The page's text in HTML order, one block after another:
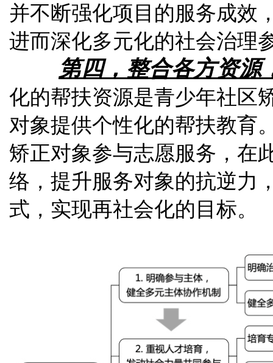
并不断强化项目的服务成效
进而深化多元化的社会治理
第四，整合各方资源
化的帮扶资源是青少年社区
对象提供个性化的帮扶教育
矫正对象参与志愿服务，在
络，提升服务对象的抗逆力
式， 实现再社会化的目 标。